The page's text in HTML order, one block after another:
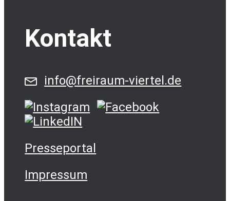
Kontakt
info@freiraum-viertel.de
Presseportal
Impressum